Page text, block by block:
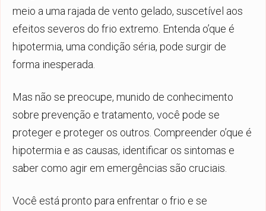
meio a uma rajada de vento gelado, suscetível aos
efeitos severos do frio extremo. Entenda o’que é
hipotermia, uma condição séria, pode surgir de
forma inesperada.
Mas não se preocupe, munido de conhecimento
sobre prevenção e tratamento, você pode se
proteger e proteger os outros. Compreender o’que é
hipotermia e as causas, identificar os sintomas e
saber como agir em emergências são cruciais.
Você está pronto para enfrentar o frio e se